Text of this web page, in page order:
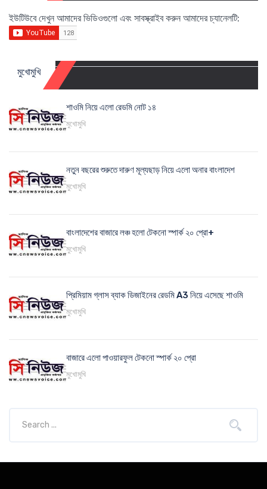
ইউটিউবে দেখুন আমাদের ভিডিওগুলো এবং সাবস্ক্রাইব করুন আমাদের চ্যানেলটি:
মুখোমুখি
শাওমি নিয়ে এলো রেডমি নোট ১৪
মুখোমুখি
নতুন বছরের শুরুতে দারুণ মূল্যছাড় নিয়ে এলো অনার বাংলাদেশ
মুখোমুখি
বাংলাদেশের বাজারে লঞ্চ হলো টেকনো স্পার্ক ২০ প্রো+
মুখোমুখি
প্রিমিয়াম গ্লাস ব্যাক ডিজাইনের রেডমি A3 নিয়ে এসেছে শাওমি
মুখোমুখি
বাজারে এলো পাওয়ারফুল টেকনো স্পার্ক ২০ প্রো
মুখোমুখি